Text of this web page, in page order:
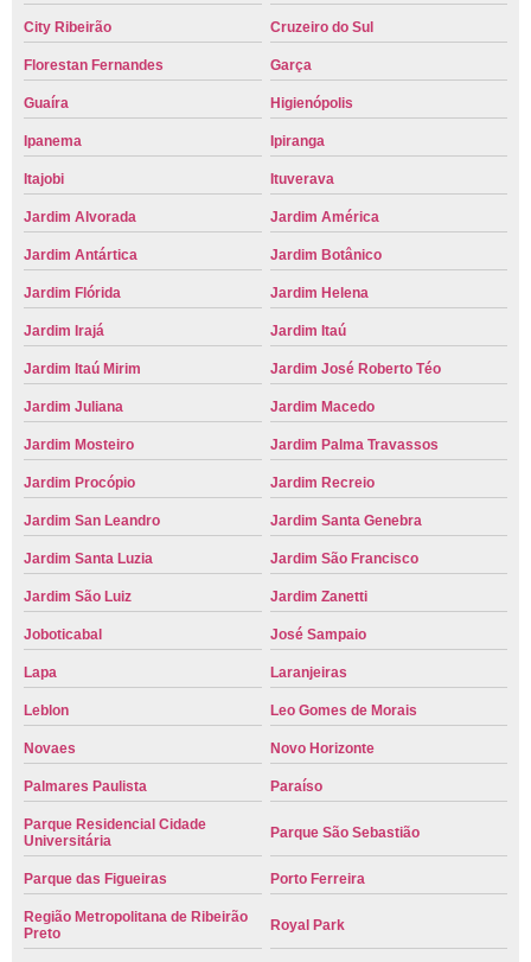
City Ribeirão Cruzeiro do Sul
Florestan Fernandes Garça
Guaíra Higienópolis
Ipanema Ipiranga
Itajobi Ituverava
Jardim Alvorada Jardim América
Jardim Antártica Jardim Botânico
Jardim Flórida Jardim Helena
Jardim Irajá Jardim Itaú
Jardim Itaú Mirim Jardim José Roberto Téo
Jardim Juliana Jardim Macedo
Jardim Mosteiro Jardim Palma Travassos
Jardim Procópio Jardim Recreio
Jardim San Leandro Jardim Santa Genebra
Jardim Santa Luzia Jardim São Francisco
Jardim São Luiz Jardim Zanetti
Joboticabal José Sampaio
Lapa Laranjeiras
Leblon Leo Gomes de Morais
Novaes Novo Horizonte
Palmares Paulista Paraíso
Parque Residencial Cidade
Universitária
Parque São Sebastião
Parque das Figueiras Porto Ferreira
Região Metropolitana de Ribeirão
Preto
Royal Park